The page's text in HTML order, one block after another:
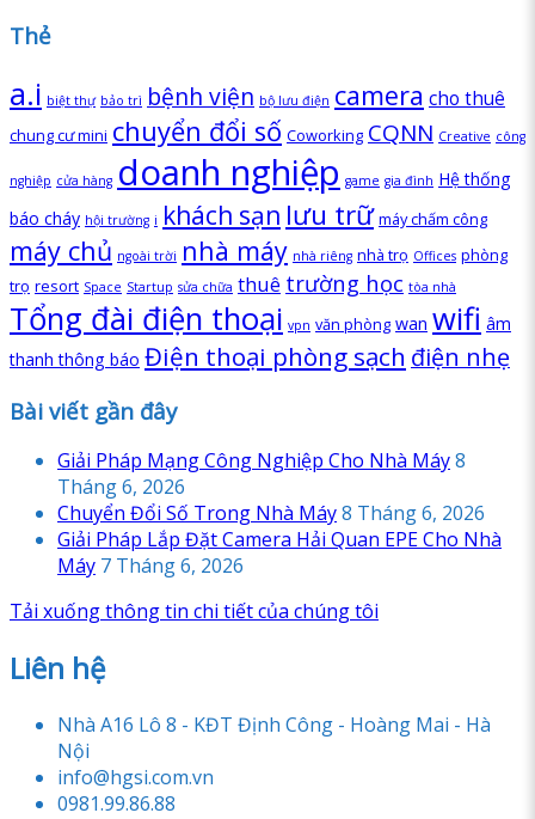
Thẻ
a.i biệt thự bảo trì bệnh viện bộ lưu điện camera cho thuê
chung cư mini chuyển đổi số Coworking CQNN Creative công
nghiệp cửa hàng doanh nghiệp game gia đình Hệ thống
báo cháy hội trường i khách sạn lưu trữ máy chấm công
máy chủ ngoài trời nhà máy nhà riêng nhà trọ Offices phòng
trọ resort Space Startup sửa chữa thuê trường học tòa nhà
Tổng đài điện thoại vpn văn phòng wan wifi âm
thanh thông báo Điện thoại phòng sạch điện nhẹ
Bài viết gần đây
Giải Pháp Mạng Công Nghiệp Cho Nhà Máy8
Tháng 6, 2026
Chuyển Đổi Số Trong Nhà Máy8 Tháng 6, 2026
Giải Pháp Lắp Đặt Camera Hải Quan EPE Cho Nhà
Máy 7 Tháng 6, 2026
Tải xuống thông tin chi tiết của chúng tôi
Liên hệ
Nhà A16 Lô 8 - KĐT Định Công - Hoàng Mai - Hà
Nội
info@hgsi.com.vn
0981.99.86.88